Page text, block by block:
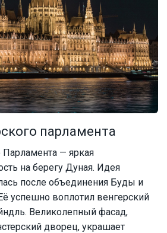
парламента
Парламента — яркая
на берегу Дуная. Идея
после объединения Буды и
успешно воплотил венгерский
Великолепный фасад,
дворец, украшает